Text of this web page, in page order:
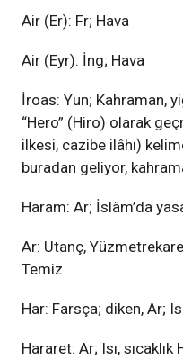
Air (Er): Fr; Hava
Air (Eyr): İng; Hava
İroas: Yun; Kahraman,
“Hero” (Hiro) olarak
ilkesi, cazibe ilâhı)
buradan geliyor,
Haram: Ar; İslâm’da
Ar: Utanç,
Temiz
Har: Farsça; diken, Ar;
Hararet: Ar; Isı,